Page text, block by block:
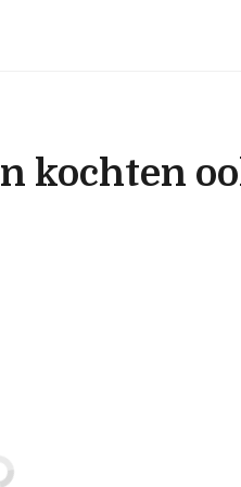
kochten